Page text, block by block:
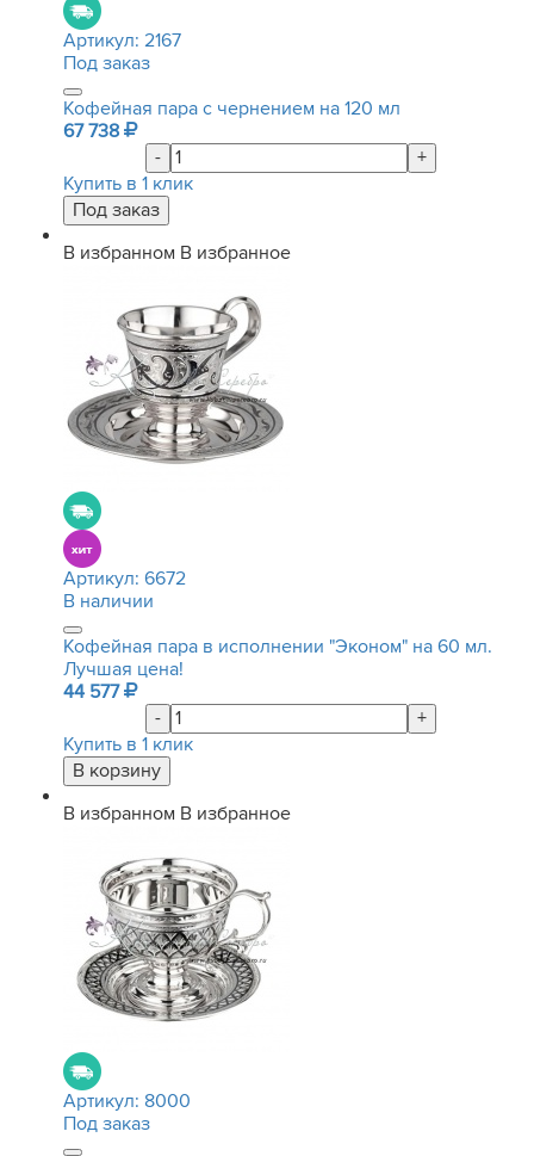
Артикул: 2167
Под заказ
Кофейная пара с чернением на 120 мл
67 738
-
+
Купить в 1 клик
В избранном В избранное
Артикул: 6672
В наличии
Кофейная пара в исполнении "Эконом" на 60 мл.
Лучшая цена!
44 577
-
+
Купить в 1 клик
В избранном В избранное
Артикул: 8000
Под заказ